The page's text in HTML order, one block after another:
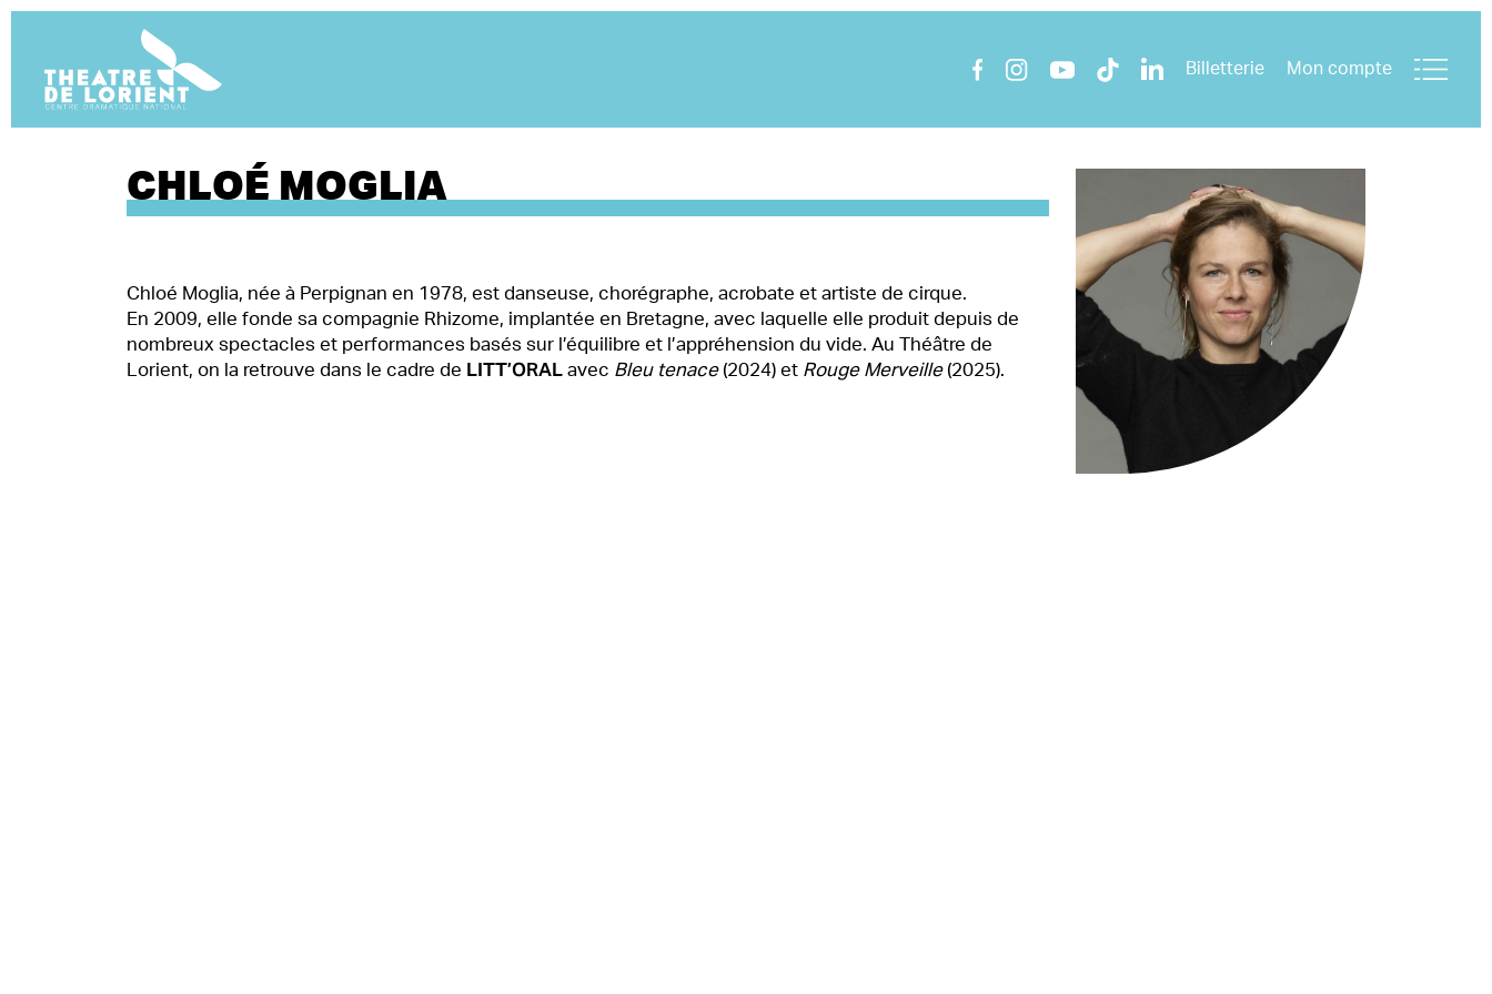
Billetterie Mon compte
Nous rejoindre
CHLOÉ MOGLIA
Chloé Moglia, née à Perpignan en 1978, est danseuse, chorégraphe, acrobate et artiste de cirque.
En 2009, elle fonde sa compagnie Rhizome, implantée en Bretagne, avec laquelle elle produit depuis de
nombreux spectacles et performances basés sur l’équilibre et l’appréhension du vide. Au Théâtre de
Lorient, on la retrouve dans le cadre de LITT’ORAL avec Bleu tenace(2024) et Rouge Merveille(2025).